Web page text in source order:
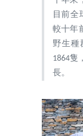
目前全
較十年
野生種
1864隻
長。